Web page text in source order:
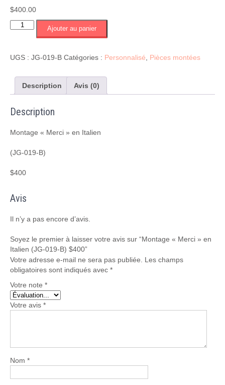
$400.00
quantité
"Merci"
(JG-
019-
$400
Ajouter au panier
UGS : JG-019-B Catégories : Personnalisé Pièces montées
Description Avis (0)
Description
Montage « Merci » en Italien
(JG-019-B)
$400
Avis
Il n’y a pas encore d’avis.
Soyez le premier à laisser votre avis sur “Montage « Merci » en
Italien (JG-019-B) $400”
Votre adresse e-mail ne sera pas publiée.
Les champs
obligatoires sont indiqués avec *
Votre note *
Votre avis *
Nom *